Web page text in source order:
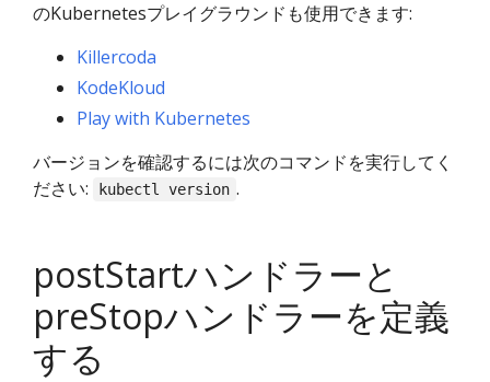
のKubernetesプレイグラウンドも使用できます:
Killercoda
KodeKloud
Play with Kubernetes
バージョンを確認するには次のコマンドを実行してく
ださい:
kubectl version .
postStartハンドラーと
preStopハンドラーを定義
する